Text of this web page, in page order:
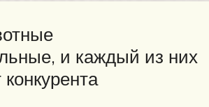
и каждый из них